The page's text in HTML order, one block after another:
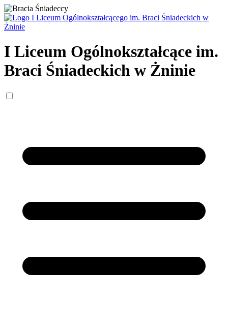
I Liceum Ogólnokształcące im.
Braci Śniadeckich w Żninie